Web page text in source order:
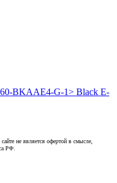
BKAAE4-G-1> Black E-
не является офертой в смысле,
РФ.